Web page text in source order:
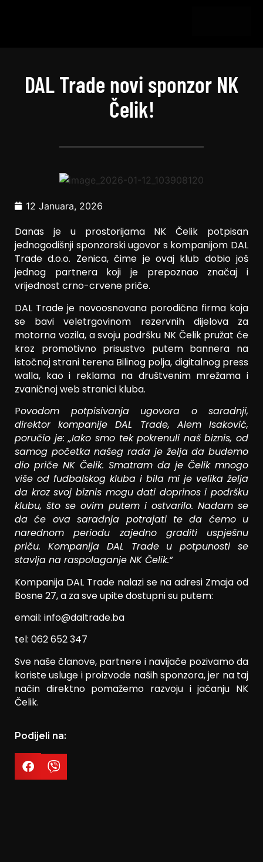
DAL Trade novi sponzor NK
Čelik!
12 Januara, 2026
Danas je u prostorijama NK Čelik potpisan
jednogodišnji sponzorski ugovor s kompanijom DAL
Trade d.o.o. Zenica, čime je ovaj klub dobio još
jednog partnera koji je prepoznao značaj i
vrijednost crno-crvene priče.
DAL Trade je novoosnovana porodična firma koja
se bavi veletrgovinom rezervnih dijelova za
motorna vozila, a svoju podršku NK Čelik pružat će
kroz promotivno prisustvo putem bannera na
istočnoj strani terena Bilinog polja, digitalnog press
walla, kao i reklama na društvenim mrežama i
zvaničnoj web stranici kluba.
Povodom potpisivanja ugovora o saradnji,
direktor kompanije DAL Trade, Alem Isaković,
poručio je: „Iako smo tek pokrenuli naš biznis, od
samog početka našeg rada je želja da budemo
dio priče NK Čelik. Smatram da je Čelik mnogo
više od fudbalskog kluba i bila mi je velika želja
da kroz svoj biznis mogu dati doprinos i podršku
klubu, što se ovim putem i ostvarilo. Nadam se
da će ova saradnja potrajati te da ćemo u
narednom periodu zajedno graditi uspješnu
priču. Kompanija DAL Trade u potpunosti se
stavlja na raspolaganje NK Čelik.“
Kompanija DAL Trade nalazi se na adresi Zmaja od
Bosne 27, a za sve upite dostupni su putem:
email: info@daltrade.ba
tel: 062 652 347
Sve naše članove, partnere i navijače pozivamo da
koriste usluge i proizvode naših sponzora, jer na taj
način direktno pomažemo razvoju i jačanju NK
Čelik.
Podijeli na: